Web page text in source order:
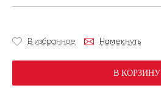
В избранное Намекнуть
В КОРЗИНУ